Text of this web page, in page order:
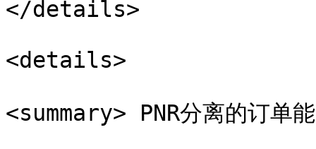
</details>
<details>
<summary> PNR分离的订单